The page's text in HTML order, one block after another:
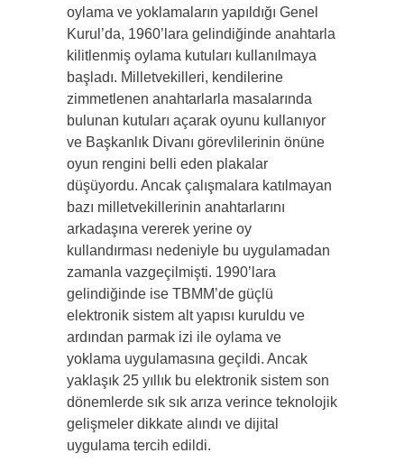
oylama ve yoklamaların yapıldığı Genel
Kurul’da, 1960’lara gelindiğinde anahtarla
kilitlenmiş oylama kutuları kullanılmaya
başladı. Milletvekilleri, kendilerine
zimmetlenen anahtarlarla masalarında
bulunan kutuları açarak oyunu kullanıyor
ve Başkanlık Divanı görevlilerinin önüne
oyun rengini belli eden plakalar
düşüyordu. Ancak çalışmalara katılmayan
bazı milletvekillerinin anahtarlarını
arkadaşına vererek yerine oy
kullandırması nedeniyle bu uygulamadan
zamanla vazgeçilmişti. 1990’lara
gelindiğinde ise TBMM’de güçlü
elektronik sistem alt yapısı kuruldu ve
ardından parmak izi ile oylama ve
yoklama uygulamasına geçildi. Ancak
yaklaşık 25 yıllık bu elektronik sistem son
dönemlerde sık sık arıza verince teknolojik
gelişmeler dikkate alındı ve dijital
uygulama tercih edildi.